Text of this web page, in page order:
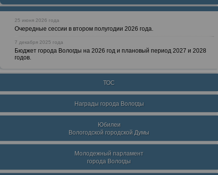
25 июня 2026 года
Очередные сессии в втором полугодии 2026 года.
7 декабря 2025 года
Бюджет города Вологды на 2026 год и плановый период 2027 и 2028
годов.
ТОС
Награды города Вологды
Юбилеи
Вологодской городской Думы
Молодежный парламент
города Вологды